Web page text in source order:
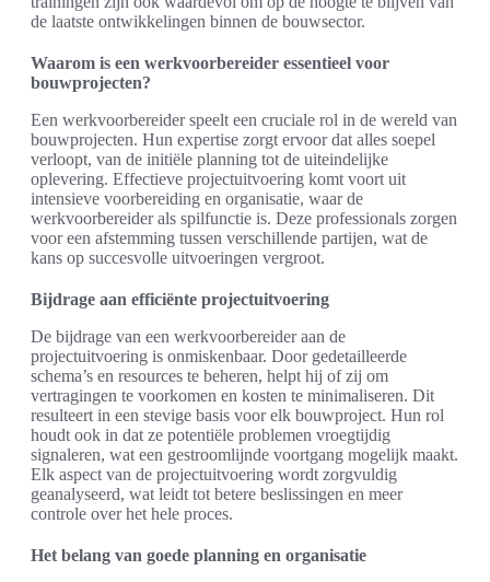
de laatste ontwikkelingen binnen de bouwsector.
Waarom is een werkvoorbereider essentieel voor
bouwprojecten?
Een werkvoorbereider speelt een cruciale rol in de wereld van
bouwprojecten. Hun expertise zorgt ervoor dat alles soepel
verloopt, van de initiële planning tot de uiteindelijke
oplevering. Effectieve projectuitvoering komt voort uit
intensieve voorbereiding en organisatie, waar de
werkvoorbereider als spilfunctie is. Deze professionals zorgen
voor een afstemming tussen verschillende partijen, wat de
kans op succesvolle uitvoeringen vergroot.
Bijdrage aan efficiënte projectuitvoering
De bijdrage van een werkvoorbereider aan de
projectuitvoering is onmiskenbaar. Door gedetailleerde
schema’s en resources te beheren, helpt hij of zij om
vertragingen te voorkomen en kosten te minimaliseren. Dit
resulteert in een stevige basis voor elk bouwproject. Hun rol
houdt ook in dat ze potentiële problemen vroegtijdig
signaleren, wat een gestroomlijnde voortgang mogelijk maakt.
Elk aspect van de projectuitvoering wordt zorgvuldig
geanalyseerd, wat leidt tot betere beslissingen en meer
controle over het hele proces.
Het belang van goede planning en organisatie